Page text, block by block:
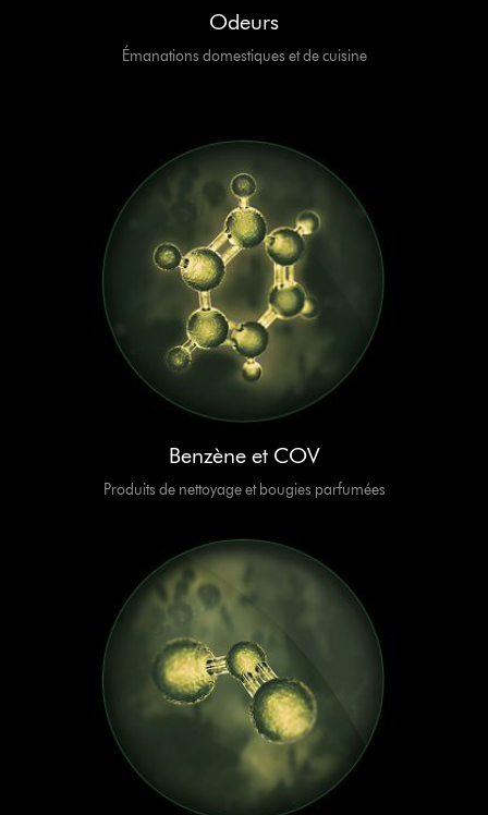
Odeurs
Émanations domestiques et de cuisine
Benzène et COV
Produits de nettoyage et bougies parfumées